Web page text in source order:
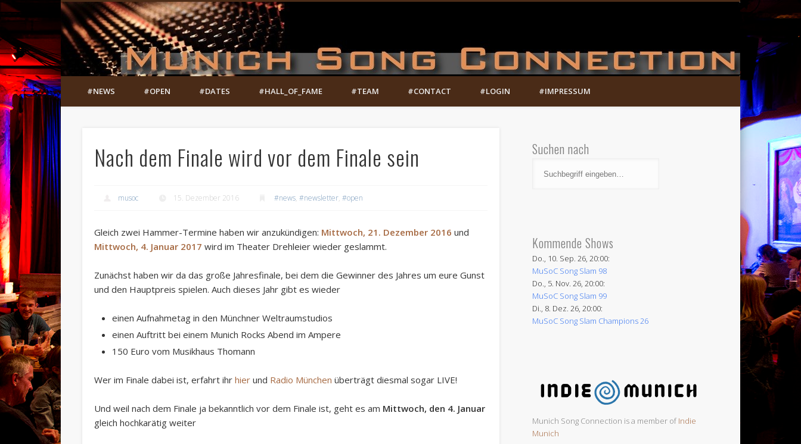
#NEWS #OPEN #DATES #HALL_OF_FAME #TEAM #CONTACT #LOGIN #IMPRESSUM
Nach dem Finale wird vor dem Finale sein
musoc 15. Dezember 2016 #news,#newsletter,#open
Gleich zwei Hammer-Termine haben wir anzukündigen: Mittwoch, 21. Dezember 2016 und
Mittwoch, 4. Januar 2017 wird im Theater Drehleier wieder geslammt.
Zunächst haben wir da das große Jahresfinale, bei dem die Gewinner des Jahres um eure Gunst
und den Hauptpreis spielen. Auch dieses Jahr gibt es wieder
einen Aufnahmetag in den Münchner Weltraumstudios
einen Auftritt bei einem Munich Rocks Abend im Ampere
150 Euro vom Musikhaus Thomann
Wer im Finale dabei ist, erfahrt ihrhier und Radio München überträgt diesmal sogar LIVE!
Und weil nach dem Finale ja bekanntlich vor dem Finale ist, geht es am Mittwoch, den 4. Januar
gleich hochkarätig weiter
Suchen nach
Kommende Shows
Do., 10. Sep. 26, 20:00:
MuSoC Song Slam 98
Do., 5. Nov. 26, 20:00:
MuSoC Song Slam 99
Di., 8. Dez. 26, 20:00:
MuSoC Song Slam Champions 26
Munich Song Connection is a member ofIndie
Munich